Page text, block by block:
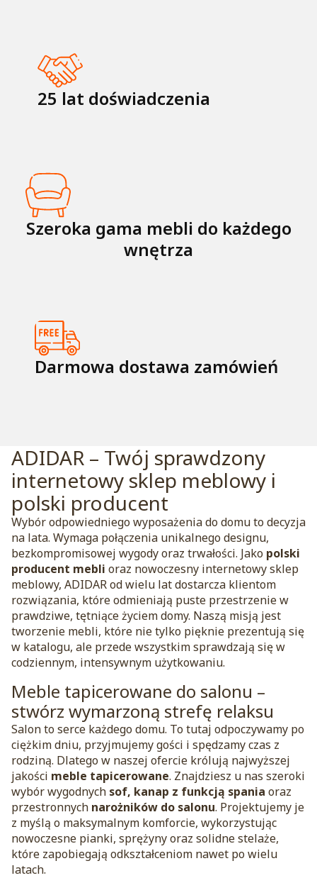
25 lat doświadczenia
Szeroka gama mebli do każdego
wnętrza
Darmowa dostawa zamówień
ADIDAR – Twój sprawdzony
internetowy sklep meblowy i
polski producent
Wybór odpowiedniego wyposażenia do domu to decyzja
na lata. Wymaga połączenia unikalnego designu,
bezkompromisowej wygody oraz trwałości. Jako polski
producent mebli oraz nowoczesny internetowy sklep
meblowy, ADIDAR od wielu lat dostarcza klientom
rozwiązania, które odmieniają puste przestrzenie w
prawdziwe, tętniące życiem domy. Naszą misją jest
tworzenie mebli, które nie tylko pięknie prezentują się
w katalogu, ale przede wszystkim sprawdzają się w
codziennym, intensywnym użytkowaniu.
Meble tapicerowane do salonu –
stwórz wymarzoną strefę relaksu
Salon to serce każdego domu. To tutaj odpoczywamy po
ciężkim dniu, przyjmujemy gości i spędzamy czas z
rodziną. Dlatego w naszej ofercie królują najwyższej
jakości meble tapicerowane. Znajdziesz u nas szeroki
wybór wygodnych sof, kanap z funkcją spania oraz
przestronnych narożników do salonu. Projektujemy je
z myślą o maksymalnym komforcie, wykorzystując
nowoczesne pianki, sprężyny oraz solidne stelaże,
które zapobiegają odkształceniom nawet po wielu
latach.